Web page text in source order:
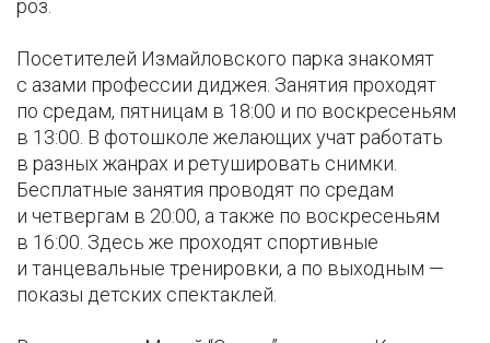
роз.
Посетителей Измайловского парка знакомят
с азами профессии диджея. Занятия проходят
по средам, пятницам в 18:00 и по воскресеньям
в 13:00. В фотошколе желающих учат работать
в разных жанрах и ретушировать снимки.
Бесплатные занятия проводят по средам
и четвергам в 20:00, а также по воскресеньям
в 16:00. Здесь же проходят спортивные
и танцевальные тренировки, а по выходным —
показы детских спектаклей.